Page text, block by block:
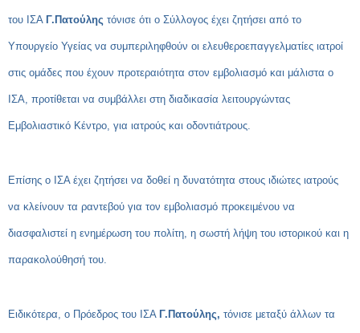
του ΙΣΑ Γ.Πατούλης τόνισε ότι ο Σύλλογος έχει ζητήσει από το
Υπουργείο Υγείας να συμπεριληφθούν οι ελευθεροεπαγγελματίες ιατροί
στις ομάδες που έχουν προτεραιότητα στον εμβολιασμό και μάλιστα ο
ΙΣΑ, προτίθεται να συμβάλλει στη διαδικασία λειτουργώντας
Εμβολιαστικό Κέντρο, για ιατρούς και οδοντιάτρους.
Επίσης ο ΙΣΑ έχει ζητήσει να δοθεί η δυνατότητα στους ιδιώτες ιατρούς
να κλείνουν τα ραντεβού για τον εμβολιασμό προκειμένου να
διασφαλιστεί η ενημέρωση του πολίτη, η σωστή λήψη του ιστορικού και η
παρακολούθησή του.
Ειδικότερα, ο Πρόεδρος του ΙΣΑ Γ.Πατούλης, τόνισε μεταξύ άλλων τα